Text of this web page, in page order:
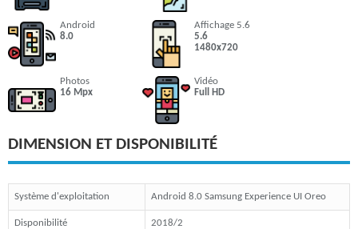
Android
8.0
Affichage 5.6
5.6
1480x720
Photos
16 Mpx
Vidéo
Full HD
DIMENSION ET DISPONIBILITÉ
Système d'exploitation Android 8.0 Samsung Experience UI Oreo
Disponibilité 2018/2